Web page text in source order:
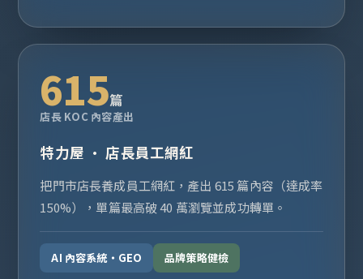
615篇
店長 KOC 內容產出
特力屋 · 店長員工網紅
把門市店長養成員工網紅，產出 615 篇內容（達成率
150%），單篇最高破 40 萬瀏覽並成功轉單。
AI 內容系統・GEO 品牌策略健檢